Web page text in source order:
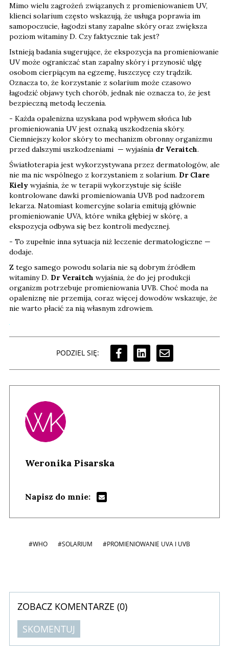
Mimo wielu zagrożeń związanych z promieniowaniem UV,
klienci solarium często wskazują, że usługa poprawia im
samopoczucie, łagodzi stany zapalne skóry oraz zwiększa
poziom witaminy D. Czy faktycznie tak jest?
Istnieją badania sugerujące, że ekspozycja na promieniowanie
UV może ograniczać stan zapalny skóry i przynosić ulgę
osobom cierpiącym na egzemę, łuszczycę czy trądzik.
Oznacza to, że korzystanie z solarium może czasowo
łagodzić objawy tych chorób, jednak nie oznacza to, że jest
bezpieczną metodą leczenia.
- Każda opalenizna uzyskana pod wpływem słońca lub
promieniowania UV jest oznaką uszkodzenia skóry.
Ciemniejszy kolor skóry to mechanizm obronny organizmu
przed dalszymi uszkodzeniami — wyjaśnia dr Veraitch.
Światłoterapia jest wykorzystywana przez dermatologów, ale
nie ma nic wspólnego z korzystaniem z solarium. Dr Clare
Kiely wyjaśnia, że w terapii wykorzystuje się ściśle
kontrolowane dawki promieniowania UVB pod nadzorem
lekarza. Natomiast komercyjne solaria emitują głównie
promieniowanie UVA, które wnika głębiej w skórę, a
ekspozycja odbywa się bez kontroli medycznej.
- To zupełnie inna sytuacja niż leczenie dermatologiczne —
dodaje.
Z tego samego powodu solaria nie są dobrym źródłem
witaminy D. Dr Veraitch wyjaśnia, że do jej produkcji
organizm potrzebuje promieniowania UVB. Choć moda na
opaleniznę nie przemija, coraz więcej dowodów wskazuje, że
nie warto płacić za nią własnym zdrowiem.
PODZIEL SIĘ:
Weronika Pisarska
Napisz do mnie:
#WHO #SOLARIUM #PROMIENIOWANIE UVA I UVB
ZOBACZ KOMENTARZE (0)
SKOMENTUJ